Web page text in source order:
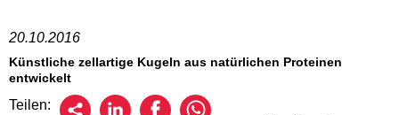
20.10.2016
Künstliche zellartige Kugeln aus natürlichen Proteinen
entwickelt
Teilen: